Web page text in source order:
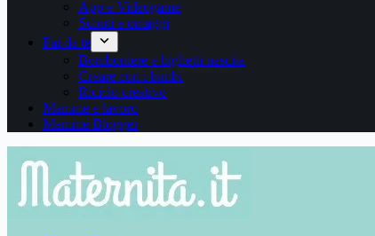
App e Videogame
Sconti e omaggi
Fai da te
Bomboniere e biglietti nascita
Creare con i bimbi
Riciclo creativo
Mamme e lavoro
Mamme Blogger